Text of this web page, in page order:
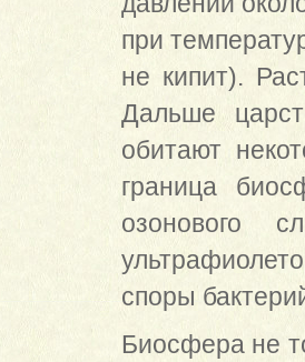
при
не кипит).
Дальше
обитают
граница
озонового
споры
Биосфера не